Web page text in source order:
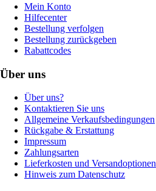
Mein Konto
Hilfecenter
Bestellung verfolgen
Bestellung zurückgeben
Rabattcodes
Über uns
Über uns?
Kontaktieren Sie uns
Allgemeine Verkaufsbedingungen
Rückgabe & Erstattung
Impressum
Zahlungsarten
Lieferkosten und Versandoptionen
Hinweis zum Datenschutz